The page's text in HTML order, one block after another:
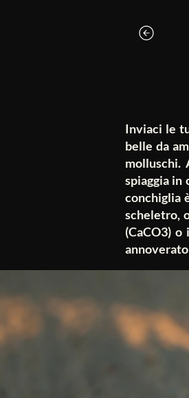
Inviaci le
belle da
molluschi.
spiaggia in
conchiglia
scheletro,
(CaCO3)